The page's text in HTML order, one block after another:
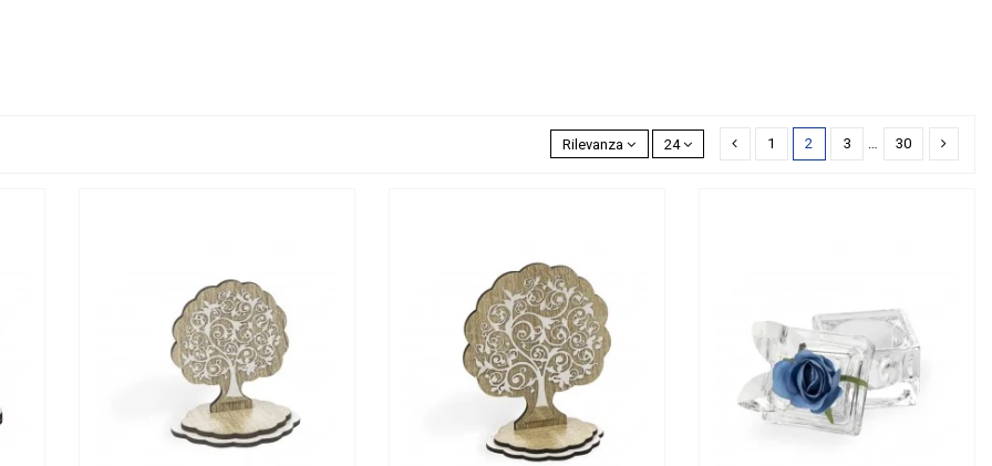
Rilevanza 24 1 2 3 … 30